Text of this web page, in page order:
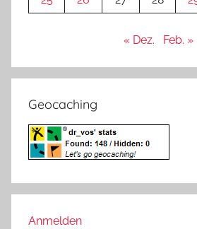
« Dez. Feb. »
Geocaching
Anmelden